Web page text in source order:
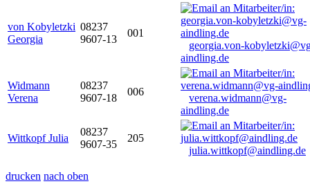
von Kobyletzki
Georgia
08237
9607-13
001
georgia.von-
aindling.de
Widmann
Verena
08237
9607-18
006
verena.widmann@vg-
aindling.de
Wittkopf Julia
08237
9607-35
205
julia.wittkopf@aindling.de
drucken nach oben